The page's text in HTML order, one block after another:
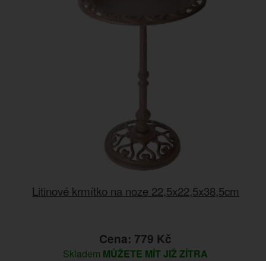
Litinové krmítko na noze 22,5x22,5x38,5cm
Cena: 779 Kč
Skladem MŮŽETE MÍT JIŽ ZÍTRA